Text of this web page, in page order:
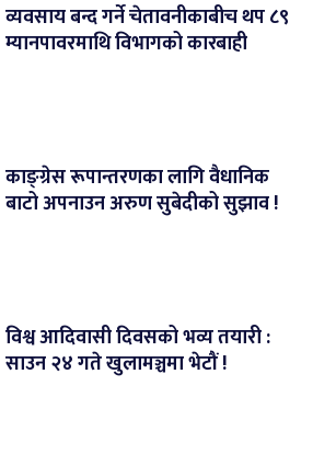
व्यवसाय बन्द गर्ने चेतावनीकाबीच थप ८९
म्यानपावरमाथि विभागको कारबाही
काङ्ग्रेस रूपान्तरणका लागि वैधानिक
बाटो अपनाउन अरुण सुबेदीको सुझाव !
विश्व आदिवासी दिवसको भव्य तयारी :
साउन २४ गते खुलामञ्चमा भेटौं !